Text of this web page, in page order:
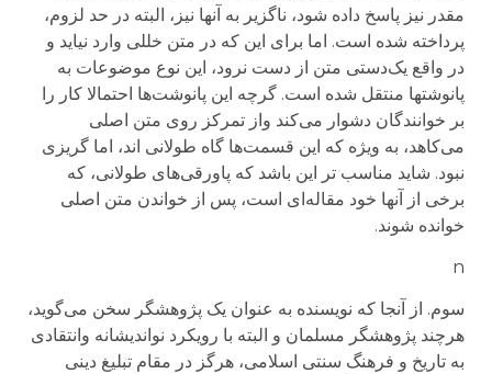
مقدر نیز پاسخ داده شود، ناگزیر به آنها نیز، البته در حد لزوم،
پرداخته شده است. اما برای این که در متن خللی وارد نیاید و
در واقع یک‌دستی متن از دست نرود، این نوع موضوعات به
پانوشتها منتقل شده است. گرچه این پانوشت‌ها احتمالا کار را
بر خوانندگان دشوار می‌کند واز تمرکز روی متن اصلی
می‌کاهد، به ویژه که این قسمت‌ها گاه طولانی اند، اما گریزی
نبود. شاید مناسب تر این باشد که پاورقی‌های طولانی، که
برخی از آنها خود مقاله‌ای است، پس از خواندن متن اصلی
خوانده شوند.
n
سوم. از آنجا که نویسنده به عنوان یک پژوهشگر سخن می‌گوید،
هرچند پژوهشگر مسلمان و البته با رویکرد نواندیشانه وانتقادی
به تاریخ و فرهنگ سنتی اسلامی، هرگز در مقام تبلیغ دینی